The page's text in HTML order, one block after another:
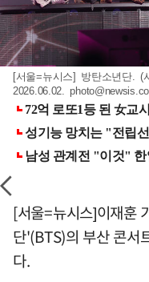
[서울=뉴시스] 방탄소년단.
2026.06.02.
[서울=뉴시스]이재훈
단'(BTS)의 부산 콘서
다.